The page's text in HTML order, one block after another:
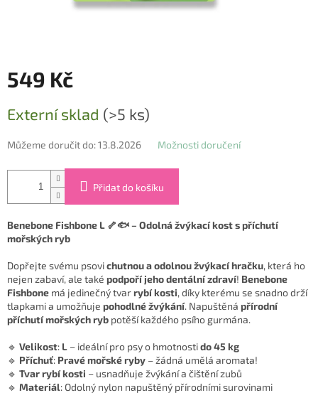
549 Kč
cena:
Externí sklad (>5 ks)
Můžeme doručit do:13.8.2026 Možnosti doručení
Přidat do košíku
Benebone Fishbone L 🦴🐟 – Odolná žvýkací kost s příchutí
mořských ryb
Dopřejte svému psovichutnou a odolnou žvýkací hračku, která ho
nejen zabaví, ale také podpoří jeho dentální zdraví! Benebone
Fishbone má jedinečný tvarrybí kosti, díky kterému se snadno drží
tlapkami a umožňuje pohodlné žvýkání. Napuštěná přírodní
příchutí mořských ryb potěší každého psího gurmána.
🔹 Velikost: L – ideální pro psy o hmotnostido 45 kg
🔹 Příchuť: Pravé mořské ryby – žádná umělá aromata!
🔹 Tvar rybí kosti – usnadňuje žvýkání a čištění zubů
🔹 Materiál: Odolný nylon napuštěný přírodními surovinami